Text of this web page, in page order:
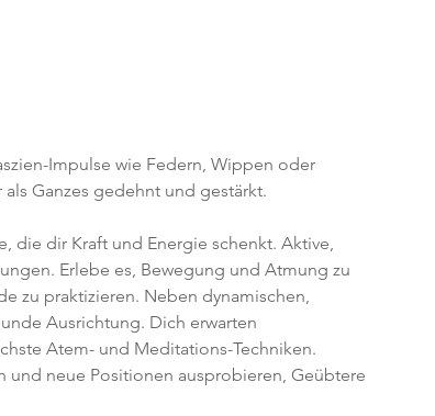
Impulse wie Federn, Wippen oder
Ganzes gedehnt und gestärkt.
die dir Kraft und Energie schenkt. Aktive,
Erlebe es, Bewegung und Atmung zu
zu praktizieren. Neben dynamischen,
Ausrichtung. Dich erwarten
Atem- und Meditations-Techniken.
und neue Positionen ausprobieren, Geübtere